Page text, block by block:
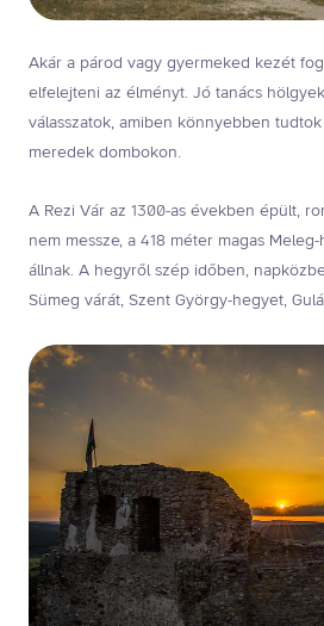
Akár a párod vagy gyermeked kezét
elfelejteni az élményt. Jó tanács
válasszatok, amiben könnyebben
meredek dombokon.
A Rezi Vár az 1300-as években épült,
nem messze, a 418 méter magas
állnak. A hegyről szép időben,
Sümeg várát, Szent György-hegyet,